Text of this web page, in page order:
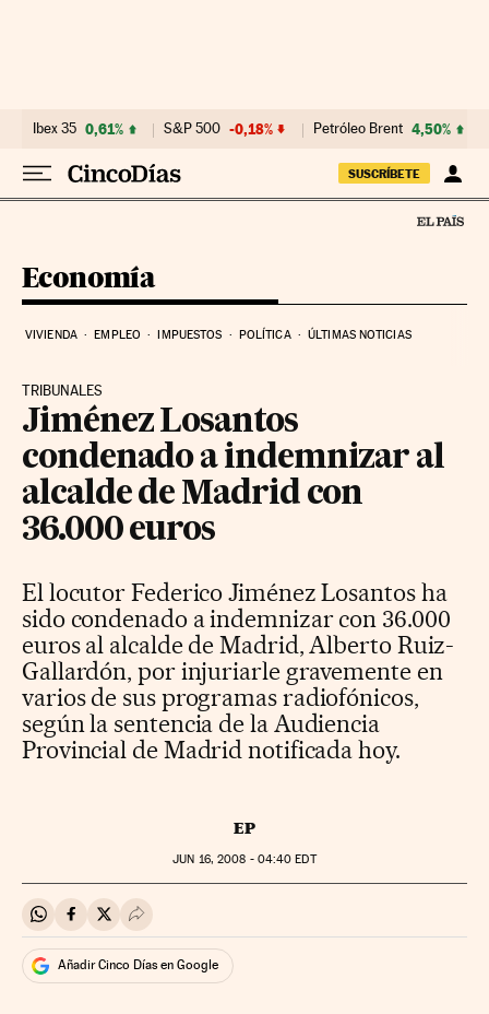
Ibex 35 0,61% S&P 500 -0,18% Petróleo Brent 4,50%
SUSCRÍBETE
Economía
VIVIENDA EMPLEO IMPUESTOS POLÍTICA ÚLTIMAS NOTICIAS
TRIBUNALES
Jiménez Losantos
condenado a indemnizar al
alcalde de Madrid con
36.000 euros
El locutor Federico Jiménez Losantos ha
sido condenado a indemnizar con 36.000
euros al alcalde de Madrid, Alberto Ruiz-
Gallardón, por injuriarle gravemente en
varios de sus programas radiofónicos,
según la sentencia de la Audiencia
Provincial de Madrid notificada hoy.
EP
JUN 16, 2008 - 04:40 EDT
Compartir en Whatsapp
Compartir en Facebook
Compartir en Twitter
Desplegar Redes Sociales
Añadir Cinco Días en Google